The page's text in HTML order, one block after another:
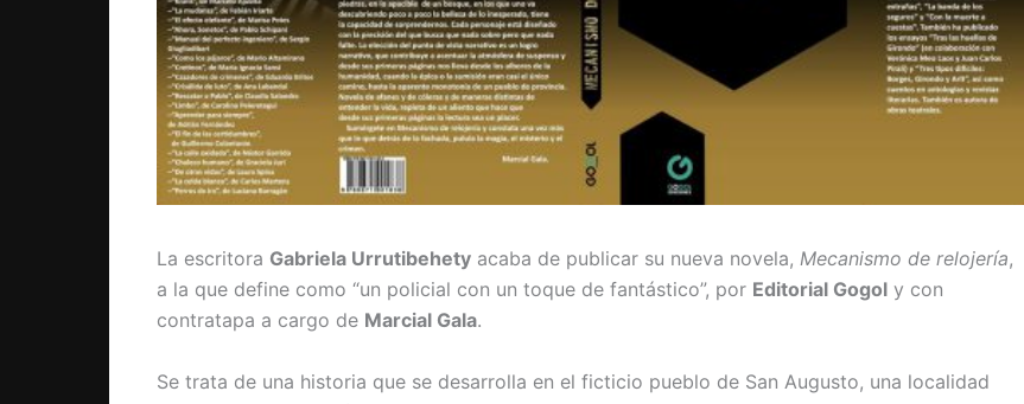
La escritora Gabriela Urrutibehety acaba de publicar su nueva novela, Mecanismo de relojería,
a la que define como “un policial con un toque de fantástico”, por Editorial Gogol y con
contratapa a cargo de Marcial Gala.
Se trata de una historia que se desarrolla en el ficticio pueblo de San Augusto, una localidad